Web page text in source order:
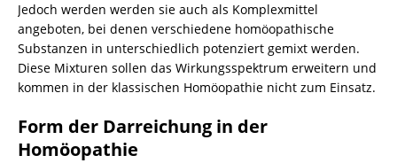
Jedoch werden werden sie auch als Komplexmittel
angeboten, bei denen verschiedene homöopathische
Substanzen in unterschiedlich potenziert gemixt werden.
Diese Mixturen sollen das Wirkungsspektrum erweitern und
kommen in der klassischen Homöopathie nicht zum Einsatz.
Form der Darreichung in der
Homöopathie